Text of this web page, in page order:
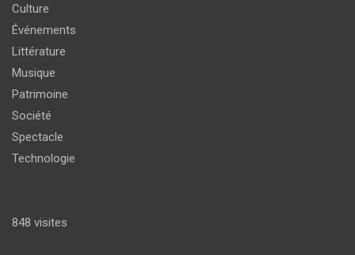
Culture
Événements
Littérature
Musique
Patrimoine
Société
Spectacle
Technologie
848 visites